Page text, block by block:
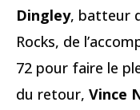
Dingley, batteur
Rocks, de
72 pour faire le
du retour, Vince